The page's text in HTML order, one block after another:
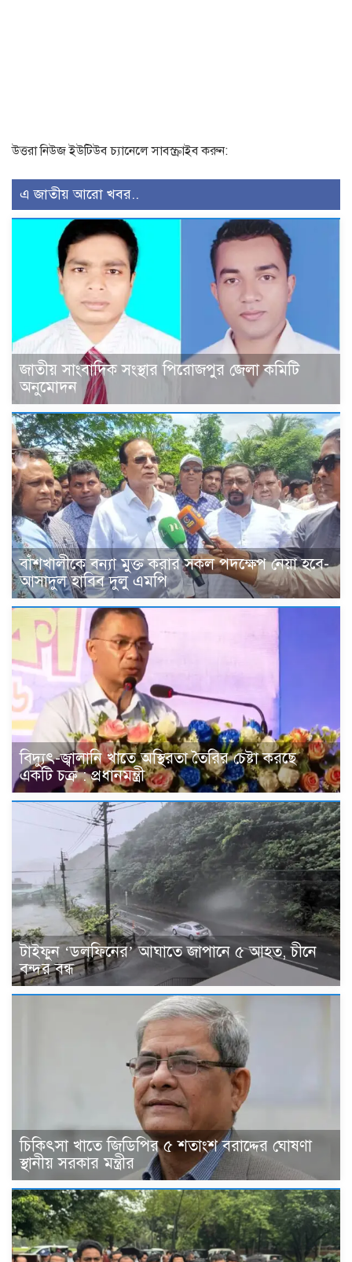
উত্তরা নিউজ ইউটিউব চ্যানেলে সাবস্ক্রাইব করুন:
এ জাতীয় আরো খবর..
জাতীয় সাংবাদিক সংস্থার পিরোজপুর জেলা কমিটি
অনুমোদন
বাঁশখালীকে বন্যা মুক্ত করার সকল পদক্ষেপ নেয়া হবে-
আসাদুল হাবিব দুলু এমপি
বিদ্যুৎ-জ্বালানি খাতে অস্থিরতা তৈরির চেষ্টা করছে
একটি চক্র : প্রধানমন্ত্রী
টাইফুন ‘ডলফিনের’ আঘাতে জাপানে ৫ আহত, চীনে
বন্দর বন্ধ
চিকিৎসা খাতে জিডিপির ৫ শতাংশ বরাদ্দের ঘোষণা
স্থানীয় সরকার মন্ত্রীর